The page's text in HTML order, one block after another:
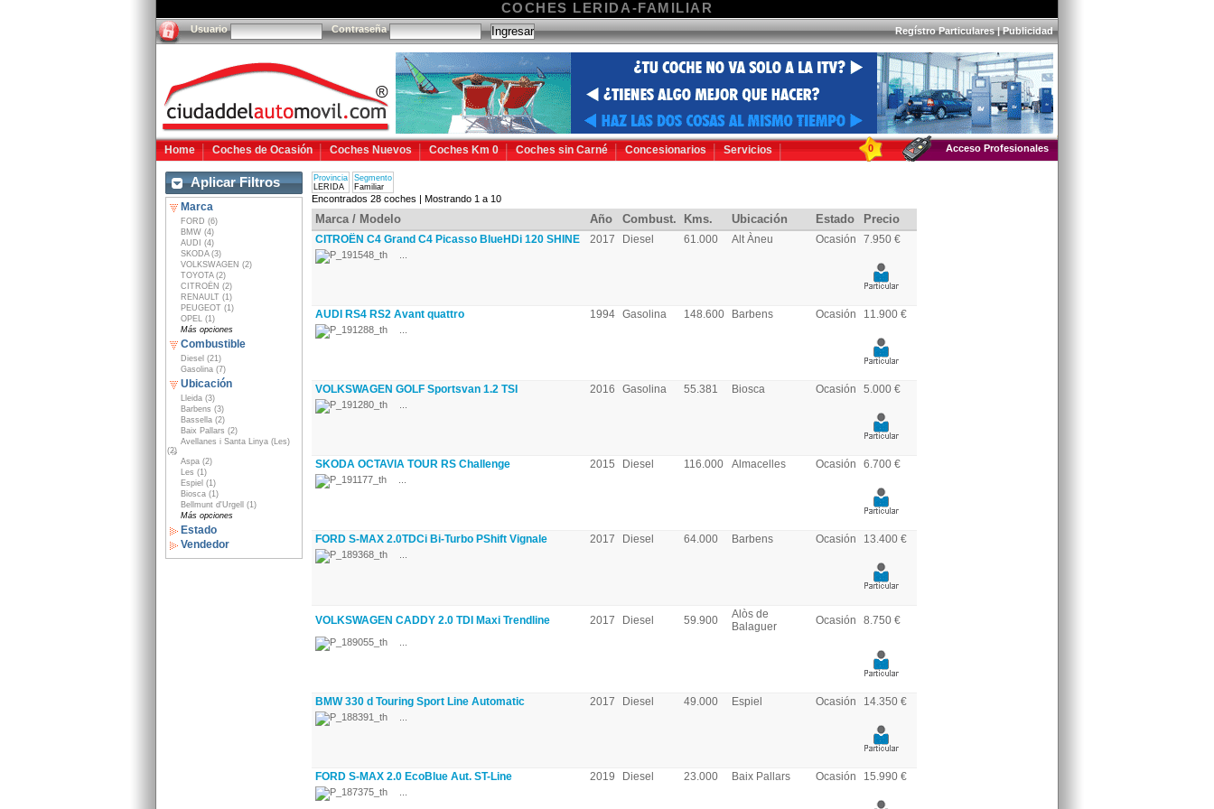
COCHES LERIDA-FAMILIAR
Usuario Contraseña Regístro Particulares|Publicidad
Home Coches de Ocasión Coches Nuevos Coches Km 0 Coches sin Carné Concesionarios Servicios 0 Acceso Profesionales
Aplicar Filtros
Marca
FORD (6)
BMW (4)
AUDI (4)
SKODA (3)
VOLKSWAGEN (2)
TOYOTA (2)
CITROËN (2)
RENAULT (1)
PEUGEOT (1)
OPEL (1)
Más opciones
Combustible
Diesel (21)
Gasolina (7)
Ubicación
Lleida (3)
Barbens (3)
Bassella (2)
Baix Pallars (2)
Avellanes i Santa Linya (Les)
(2)
Aspa (2)
Les (1)
Espiel (1)
Biosca (1)
Bellmunt d'Urgell (1)
Más opciones
Estado
Vendedor
Provincia
LERIDA
Segmento
Familiar
Encontrados 28 coches | Mostrando 1 a 10
Marca / Modelo Año Combust. Kms. Ubicación Estado Precio
CITROËN C4 Grand C4 Picasso BlueHDi 120 SHINE 2017 Diesel 61.000 Alt Àneu Ocasión 7.950 €
AUDI RS4 RS2 Avant quattro 1994 Gasolina 148.600 Barbens Ocasión 11.900 €
VOLKSWAGEN GOLF Sportsvan 1.2 TSI 2016 Gasolina 55.381 Biosca Ocasión 5.000 €
SKODA OCTAVIA TOUR RS Challenge 2015 Diesel 116.000 Almacelles Ocasión 6.700 €
FORD S-MAX 2.0TDCi Bi-Turbo PShift Vignale 2017 Diesel 64.000 Barbens Ocasión 13.400 €
VOLKSWAGEN CADDY 2.0 TDI Maxi Trendline 2017 Diesel 59.900
Alòs de
Balaguer
Ocasión 8.750 €
BMW 330 d Touring Sport Line Automatic 2017 Diesel 49.000 Espiel Ocasión 14.350 €
FORD S-MAX 2.0 EcoBlue Aut. ST-Line 2019 Diesel 23.000 Baix Pallars Ocasión 15.990 €